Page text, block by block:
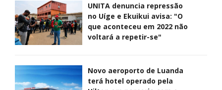
UNITA denuncia repressão
no Uíge e Ekuikui avisa: "O
que aconteceu em 2022 não
voltará a repetir-se"
Novo aeroporto de Luanda
terá hotel operado pela